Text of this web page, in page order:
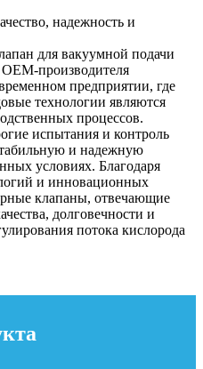
надежность и
для вакуумной подачи
производителя
предприятии, где
технологии являются
процессов.
испытания и контроль
и надежную
условиях. Благодаря
и инновационных
клапаны, отвечающие
долговечности и
потока кислорода